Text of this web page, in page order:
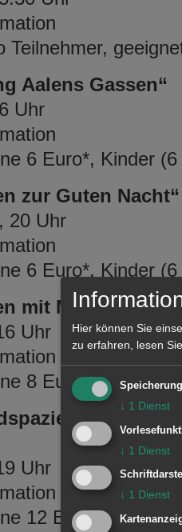
Teilnehmer,
Aalens Gassen“
Uhr
6 Euro*, Kinder
zur Guten Nacht“
20 Uhr
6 Euro*, Kinder
mit Musik – Der
Uhr
8 Euro*, Kinder
–
Uhr
12 Euro*, Kinder
Hier können Sie
zu erfahren, lesen
↓ 1 Dienst
↓ 1 Dienst
↓ 1 Dienst